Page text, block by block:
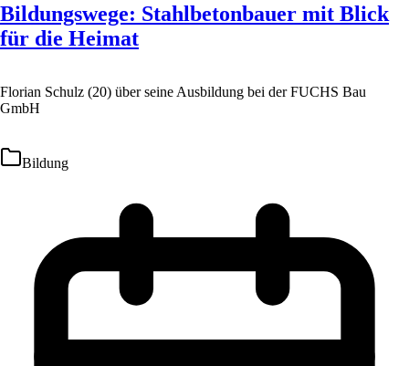
Bildungswege: Stahlbetonbauer mit Blick
für die Heimat
Florian Schulz (20) über seine Ausbildung bei der FUCHS Bau
GmbH
Bildung